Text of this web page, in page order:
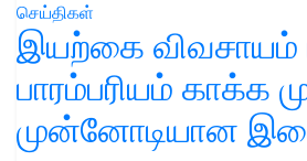
செய்திகள்
இயற்கை விவசாயம்
பாரம்பரியம் காக்க
முன்னோடியான